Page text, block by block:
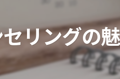
リングの